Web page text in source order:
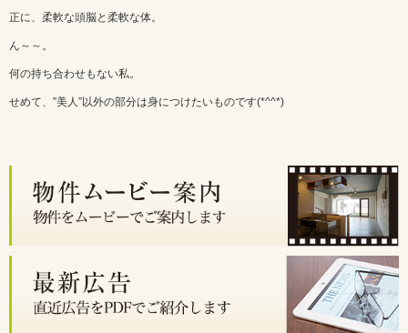
正に、柔軟な頭脳と柔軟な体。
ん～～。
何の持ち合わせもない私。
せめて、”美人”以外の部分は身につけたいものです(*^^*)